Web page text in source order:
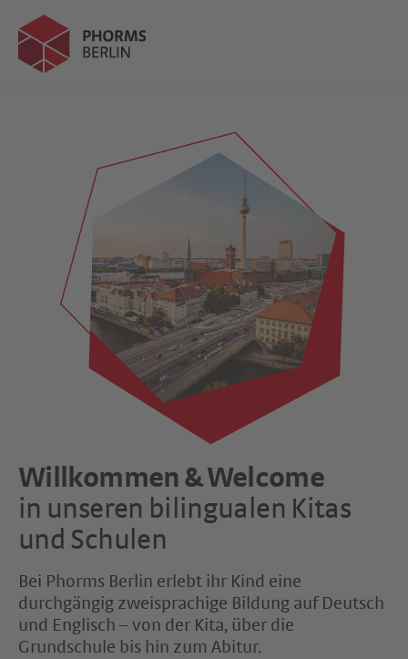
Willkommen & Welcome
in unseren bilingualen Kitas
und Schulen
Bei Phorms Berlin erlebt ihr Kind eine
durchgängig zweisprachige Bildung auf Deutsch
und Englisch – von der Kita, über die
Grundschule bis hin zum Abitur.